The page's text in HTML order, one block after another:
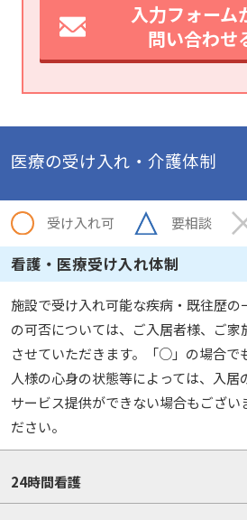
入力フォーム
問い合わせ
医療の受け入れ・介護体制
受け入れ可 要相談
看護・医療受け入れ体制
施設で受け入れ可能な疾病・既往歴の
の可否については、ご入居者様、ご
させていただきます。「○」の場合で
人様の心身の状態等によっては、入
サービス提供ができない場合もござい
ださい。
24時間看護